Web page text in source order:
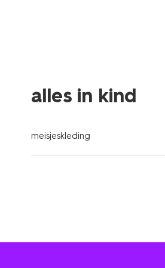
alles in kind
meisjeskleding